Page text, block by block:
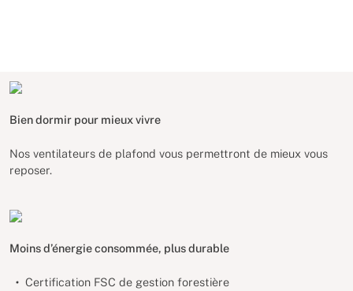
Bien dormir pour mieux vivre
Nos ventilateurs de plafond vous permettront de mieux vous
reposer.
Moins d’énergie consommée, plus durable
Certification FSC de gestion forestière